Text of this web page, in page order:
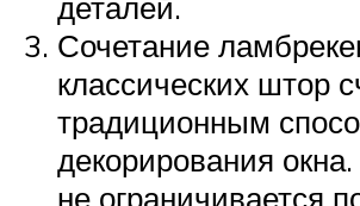
Сочетание
классических штор
традиционным
декорирования
не ограничивается